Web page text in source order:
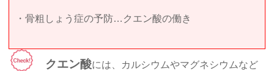
・骨粗しょう症の予防…クエン酸の働き
クエン酸には、カルシウムやマグネシウムなど